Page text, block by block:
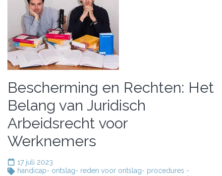
Bescherming en Rechten: Het
Belang van Juridisch
Arbeidsrecht voor
Werknemers
17 juli 2023
handicap- ontslag- reden voor ontslag- procedures -